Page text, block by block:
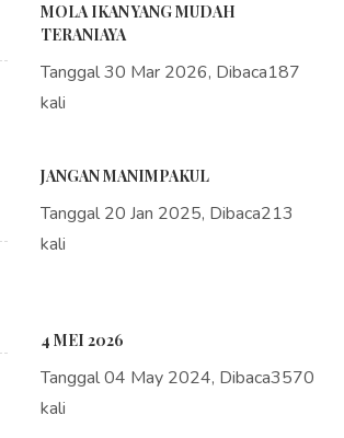
MOLA IKAN YANG MUDAH
TERANIAYA
Tanggal 30 Mar 2026, Dibaca187
kali
JANGAN MANIMPAKUL
Tanggal 20 Jan 2025, Dibaca213
kali
4 MEI 2026
Tanggal 04 May 2024, Dibaca3570
kali